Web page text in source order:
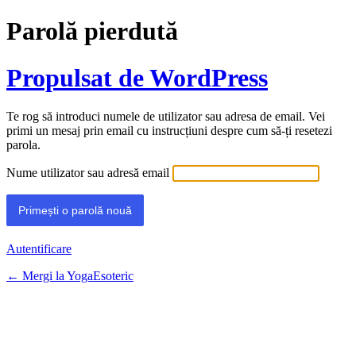
Parolă pierdută
Propulsat de WordPress
Te rog să introduci numele de utilizator sau adresa de email. Vei
primi un mesaj prin email cu instrucțiuni despre cum să-ți resetezi
parola.
Nume utilizator sau adresă email
Autentificare
← Mergi la YogaEsoteric